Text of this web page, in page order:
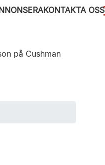
KONTAKTA OSS
på Cushman